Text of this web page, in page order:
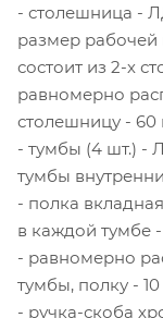
- столешница -
размер рабочей
состоит из 2-х
равномерно
столешницу - 60
- тумбы (4 шт.) -
тумбы
- полка
в каждой тумбе -
- равномерно
тумбы, полку - 10
- ручка-скоба